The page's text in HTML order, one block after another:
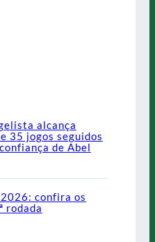
alcança
35 jogos seguidos
de Abel
confira os
rodada